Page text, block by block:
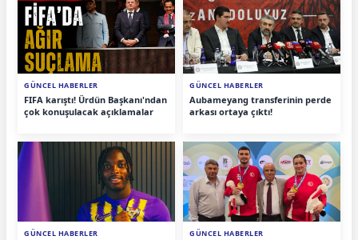
GÜNCEL HABERLER
FIFA karıştı! Ürdün Başkanı'ndan
çok konuşulacak açıklamalar
GÜNCEL HABERLER
Aubameyang transferinin perde
arkası ortaya çıktı!
GÜNCEL HABERLER GÜNCEL HABERLER